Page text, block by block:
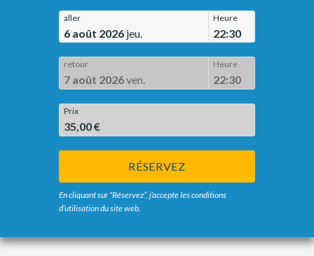
aller
6 août 2026 jeu.
Heure
22:30
retour
7 août 2026ven.
Heure
22:30
Prix
35,00 €
RÉSERVEZ
En cliquant sur “Réservez”, j’accepte les conditions
d’utilisation du site web.